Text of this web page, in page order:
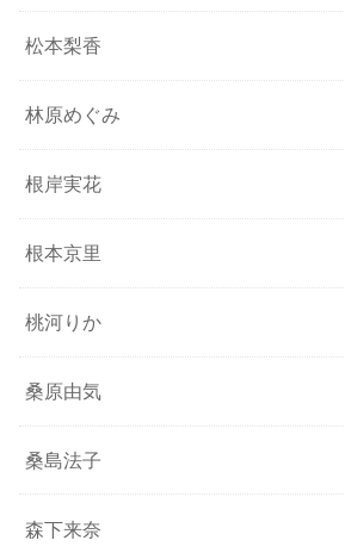
松本梨香
林原めぐみ
根岸実花
根本京里
桃河りか
桑原由気
桑島法子
森下来奈